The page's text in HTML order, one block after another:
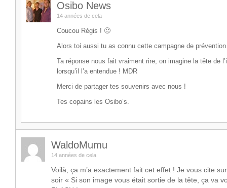
Osibo News
14 années de cela
Coucou Régis ! 🙂
Alors toi aussi tu as connu cette campagne de
Ta réponse nous fait vraiment rire, on imagine la tête de
lorsqu’il l’a entendue ! MDR
Merci de partager tes souvenirs avec nous !
Tes copains les Osibo’s.
WaldoMumu
14 années de cela
Voilà, ça m’a exactement fait cet effet ! Je vous cite
soir « Si son image vous était sortie de la tête, ça va